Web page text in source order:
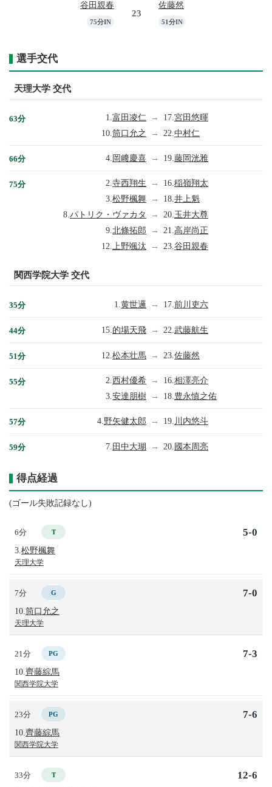
谷田親春
75分IN
23
佐藤然
51分IN
選手交代
天理大学 交代
63分 1. 富田凌仁 → 17. 宮田悠暉
10. 筒口允之 → 22. 中村仁
66分 4. 岡﨑慶喜 → 19. 藤岡洸雅
75分 2. 寺西翔生 → 16. 稲嶺翔太
3. 松野楓舞 → 18. 井上魁
8. パトリク・ヴァカタ → 20. 玉井大尊
9. 北條拓郎 → 21. 高岸尚正
12.
上野颯汰 → 23. 谷田親春
関西学院大学 交代
35分 1. 黄世邏 → 17. 前川吏六
44分 15. 的場天飛 → 22. 武藤航生
51分 12. 松本壮馬 → 23. 佐藤然
55分 2. 西村優希 → 16. 相澤亮介
3. 安達朋樹 → 18. 豊永慎之佑
57分 4. 野矢健太郎 → 19. 川内悠斗
59分 7. 田中大瑚 → 20. 國本周亮
得点経過
(ゴール失敗記録なし)
6分 T
3. 松野楓舞
天理大学
5-0
7分 G
10. 筒口允之
天理大学
7-0
21分 PG
10. 齊藤綜馬
関西学院大学
7-3
23分 PG
10. 齊藤綜馬
関西学院大学
7-6
33分 T 12-6